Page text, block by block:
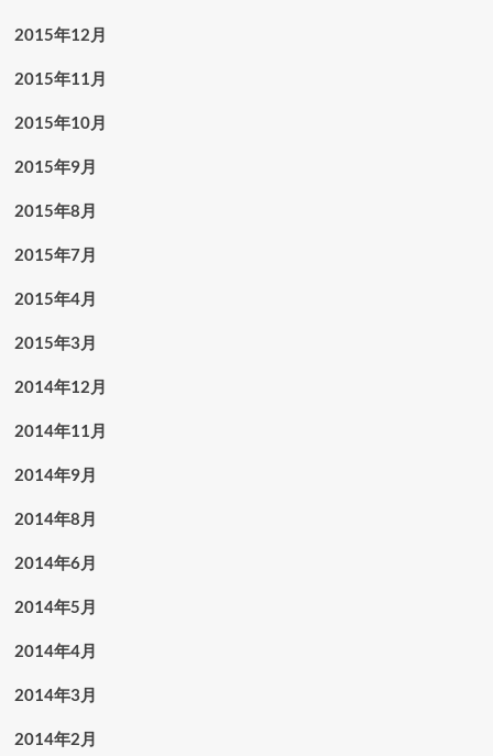
2015年12月
2015年11月
2015年10月
2015年9月
2015年8月
2015年7月
2015年4月
2015年3月
2014年12月
2014年11月
2014年9月
2014年8月
2014年6月
2014年5月
2014年4月
2014年3月
2014年2月